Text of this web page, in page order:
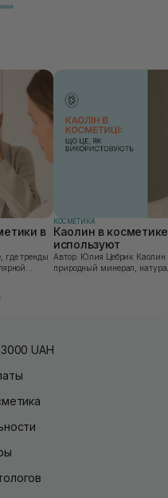
в
КОСМЕТИКА
Каолин в
используют
Автор: Юлия Цебрик Каолин в косметологии – это
природный минерал,
UAH